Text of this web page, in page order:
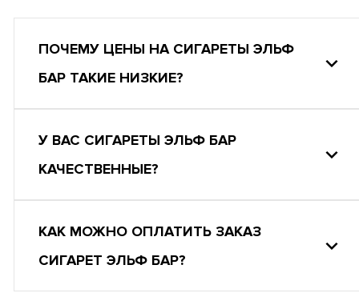
ПОЧЕМУ ЦЕНЫ НА СИГАРЕТЫ ЭЛЬФ
БАР ТАКИЕ НИЗКИЕ?
У ВАС СИГАРЕТЫ ЭЛЬФ БАР
КАЧЕСТВЕННЫЕ?
КАК МОЖНО ОПЛАТИТЬ ЗАКАЗ
СИГАРЕТ ЭЛЬФ БАР?